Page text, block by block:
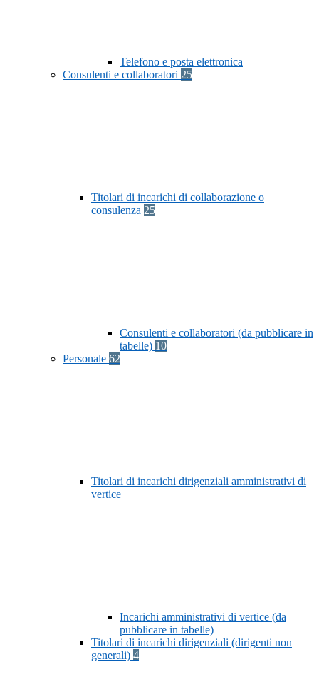
Telefono e posta elettronica
Consulenti e collaboratori 25
Titolari di incarichi di collaborazione o
consulenza 25
Consulenti e collaboratori (da pubblicare in
tabelle) 10
Personale 62
Titolari di incarichi dirigenziali amministrativi di
vertice
Incarichi amministrativi di vertice (da
pubblicare in tabelle)
Titolari di incarichi dirigenziali (dirigenti non
generali) 4